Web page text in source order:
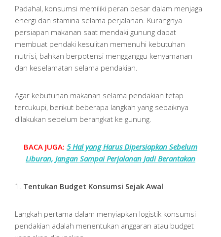
Padahal, konsumsi memiliki peran besar dalam menjaga
energi dan stamina selama perjalanan. Kurangnya
persiapan makanan saat mendaki gunung dapat
membuat pendaki kesulitan memenuhi kebutuhan
nutrisi, bahkan berpotensi mengganggu kenyamanan
dan keselamatan selama pendakian.
Agar kebutuhan makanan selama pendakian tetap
tercukupi, berikut beberapa langkah yang sebaiknya
dilakukan sebelum berangkat ke gunung.
BACA JUGA: 5 Hal yang Harus Dipersiapkan Sebelum
Liburan, Jangan Sampai Perjalanan Jadi Berantakan
1. Tentukan Budget Konsumsi Sejak Awal
Langkah pertama dalam menyiapkan logistik konsumsi
pendakian adalah menentukan anggaran atau budget